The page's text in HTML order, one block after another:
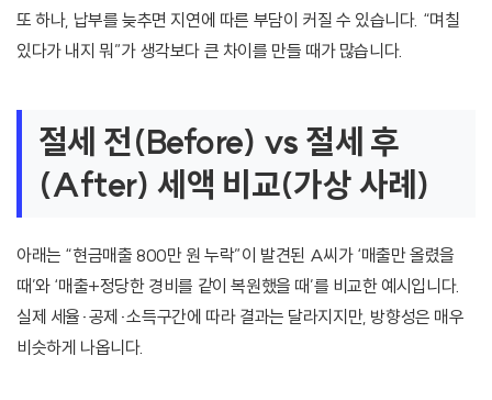
또 하나, 납부를 늦추면 지연에 따른 부담이 커질 수 있습니다. “며칠
있다가 내지 뭐”가 생각보다 큰 차이를 만들 때가 많습니다.
절세 전(Before) vs 절세 후
(After) 세액 비교(가상 사례)
아래는 “현금매출 800만 원 누락”이 발견된 A씨가 ‘매출만 올렸을
때’와 ‘매출+정당한 경비를 같이 복원했을 때’를 비교한 예시입니다.
실제 세율·공제·소득구간에 따라 결과는 달라지지만, 방향성은 매우
비슷하게 나옵니다.